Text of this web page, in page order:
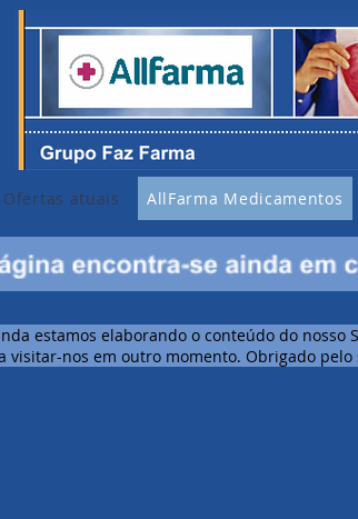
Ofertas atuais AllFarma Medicamentos
estamos elaborando o conteúdo do
visitar-nos em outro momento. Obrigado pelo